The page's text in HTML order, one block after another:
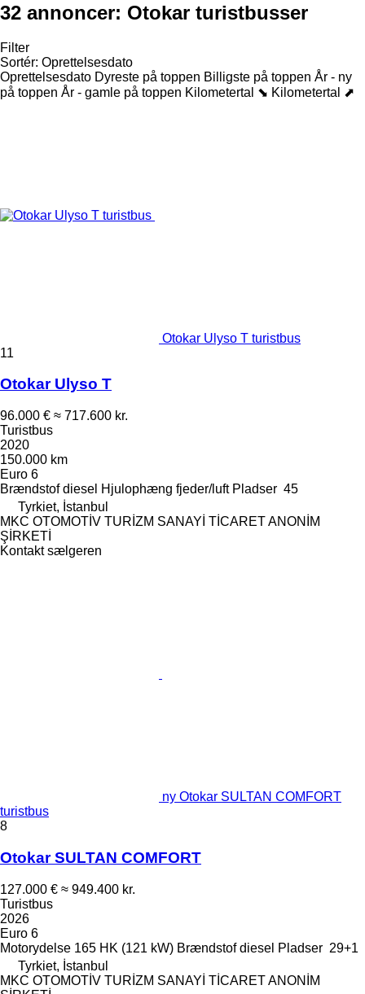
32 annoncer: Otokar turistbusser
Filter
Sortér: Oprettelsesdato
Oprettelsesdato Dyreste på toppen Billigste på toppen År - ny
på toppen År - gamle på toppen Kilometertal ⬊ Kilometertal ⬈
Otokar Ulyso T turistbus
11
Otokar Ulyso T
96.000 € ≈ 717.600 kr.
Turistbus
2020
150.000 km
Euro 6
Brændstof diesel Hjulophæng fjeder/luft Pladser 45
Tyrkiet, İstanbul
MKC OTOMOTİV TURİZM SANAYİ TİCARET ANONİM
ŞİRKETİ
Kontakt sælgeren
ny Otokar SULTAN COMFORT
turistbus
8
Otokar SULTAN COMFORT
127.000 € ≈ 949.400 kr.
Turistbus
2026
Euro 6
Motorydelse 165 HK (121 kW) Brændstof diesel Pladser 29+1
Tyrkiet, İstanbul
MKC OTOMOTİV TURİZM SANAYİ TİCARET ANONİM